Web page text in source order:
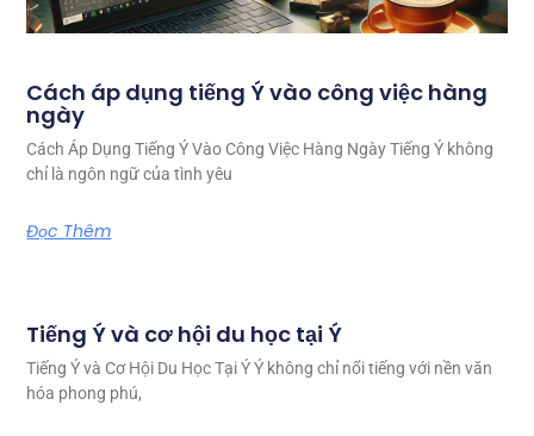
Cách áp dụng tiếng Ý vào công việc hàng
ngày
Cách Áp Dụng Tiếng Ý Vào Công Việc Hàng Ngày Tiếng Ý không
chỉ là ngôn ngữ của tình yêu
Đọc Thêm
Tiếng Ý và cơ hội du học tại Ý
Tiếng Ý và Cơ Hội Du Học Tại Ý Ý không chỉ nổi tiếng với nền văn
hóa phong phú,